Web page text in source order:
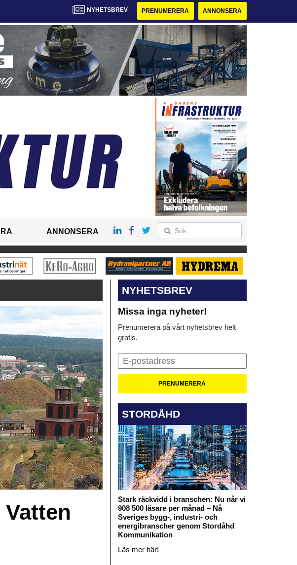
NYHETSBREV PRENUMERERA ANNONSERA
ANNONSERA
NYHETSBREV
Missa inga nyheter!
Prenumerera på vårt nyhetsbrev helt
gratis.
STORDÅHD
Stark räckvidd i branschen: Nu når vi
908 500 läsare per månad – Nå
Sveriges bygg-, industri- och
energibranscher genom Stordåhd
Kommunikation
Läs mer här!